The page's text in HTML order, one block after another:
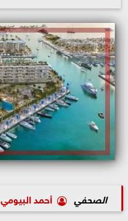
الصحفي أحمد البيومي